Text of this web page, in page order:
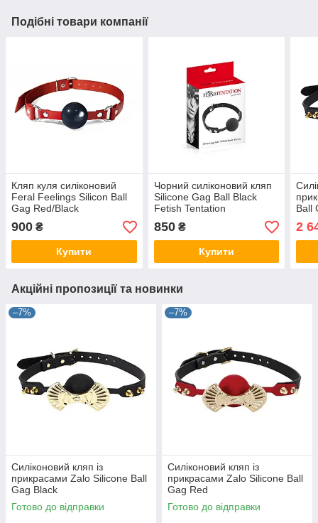
Подібні товари компанії
Кляп куля силіконовий
Feral Feelings Silicon Ball
Gag Red/Black
900 ₴
Купити
Чорний силіконовий кляп
Silicone Gag Ball Black
Fetish Tentation
850₴
Купити
Ball
2
Акційні пропозиції та новинки
–7%
Силіконовий кляп із
прикрасами Zalo Silicone Ball
Gag Black
Готово до відправки
–7%
Силіконовий кляп із
прикрасами Zalo Silicone Ball
Gag Red
Готово до відправки